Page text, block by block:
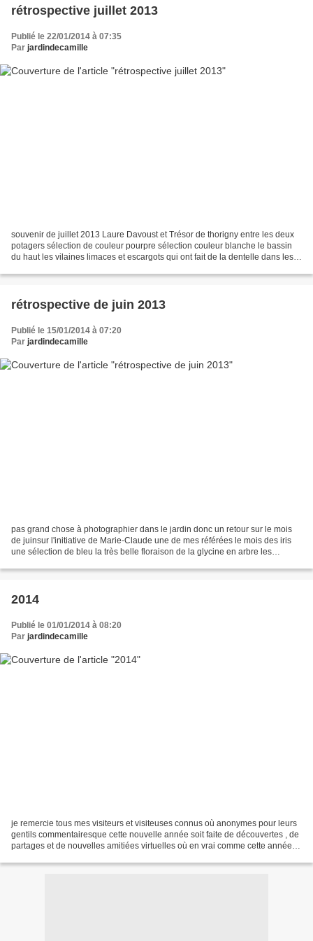
rétrospective juillet 2013
Publié le 22/01/2014 à 07:35
Par jardindecamille
souvenir de juillet 2013 Laure Davoust et Trésor de thorigny entre les deux
potagers sélection de couleur pourpre sélection couleur blanche le bassin
du haut les vilaines limaces et escargots qui ont fait de la dentelle dans les
rétrospective de juin 2013
Publié le 15/01/2014 à 07:20
Par jardindecamille
pas grand chose à photographier dans le jardin donc un retour sur le mois
de juinsur l'initiative de Marie-Claude une de mes référées le mois des iris
une sélection de bleu la très belle floraison de la glycine en arbre les
2014
Publié le 01/01/2014 à 08:20
Par jardindecamille
je remercie tous mes visiteurs et visiteuses connus où anonymes pour leurs
gentils commentairesque cette nouvelle année soit faite de découvertes , de
partages et de nouvelles amitiées virtuelles où en vrai comme cette année la